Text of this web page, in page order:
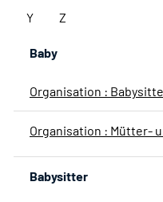
Y Z
Baby
Organisation :
Organisation : Mütter-
Babysitter